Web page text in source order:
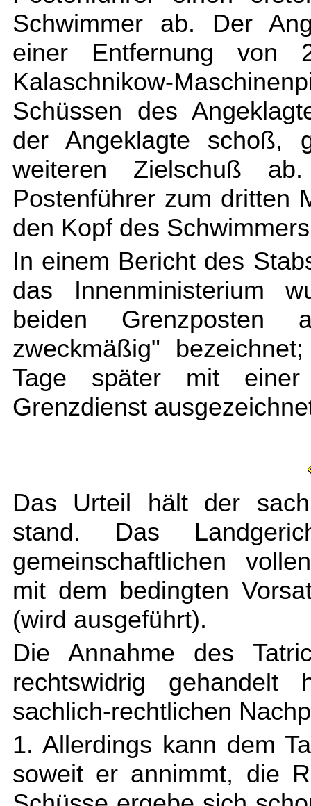
Schwimmer ab. Der
einer Entfernung von
Kalaschnikow-
Schüssen des
der Angeklagte schoß,
weiteren Zielschuß
Postenführer zum dritten
den Kopf des
In einem Bericht des
das Innenministerium
beiden
zweckmäßig"
Tage später mit einer
Grenzdienst
Das Urteil hält der
stand. Das
gemeinschaftlichen
mit dem bedingten
(wird ausgeführt).
Die Annahme des
rechtswidrig
sachlich-rechtlichen
1. Allerdings kann dem
soweit er annimmt, die